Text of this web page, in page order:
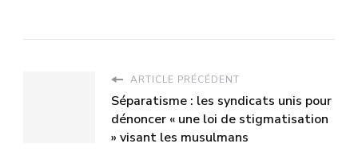
ARTICLE PRÉCÉDENT
Séparatisme : les syndicats unis pour
dénoncer « une loi de stigmatisation
» visant les musulmans